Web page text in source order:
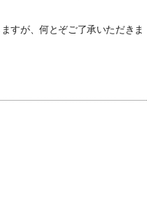
すが、何とぞご了承いただきま